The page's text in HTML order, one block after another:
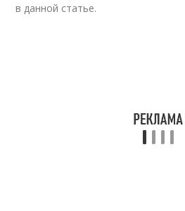
в данной статье.